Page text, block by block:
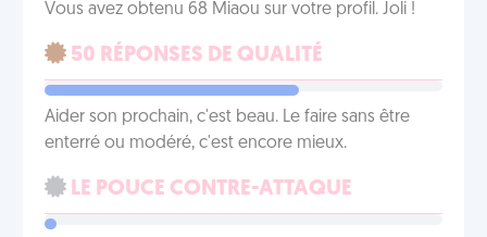
Vous avez obtenu 68 Miaou sur votre profil. Joli !
50 RÉPONSES DE QUALITÉ
Aider son prochain, c'est beau. Le faire sans être
enterré ou modéré, c'est encore mieux.
LE POUCE CONTRE-ATTAQUE